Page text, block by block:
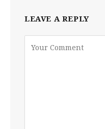
LEAVE A REPLY